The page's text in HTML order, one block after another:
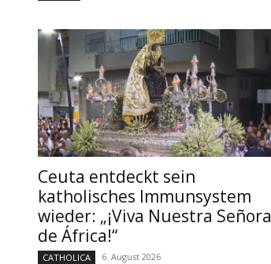
Ceuta entdeckt sein
katholisches Immunsystem
wieder: „¡Viva Nuestra Señora
de África!“
CATHOLICA 6. August 2026